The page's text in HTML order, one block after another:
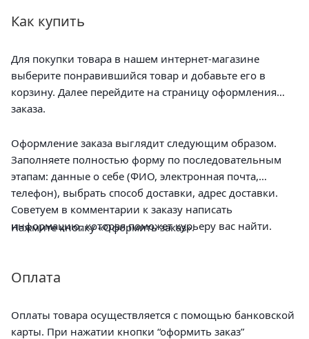
Как купить
Для покупки товара в нашем интернет-магазине
выберите понравившийся товар и добавьте его в
корзину. Далее перейдите на страницу оформления
заказа.
Оформление заказа выглядит следующим образом.
Заполняете полностью форму по последовательным
этапам: данные о себе (ФИО, электронная почта,
телефон), выбрать способ доставки, адрес доставки.
Советуем в комментарии к заказу написать
информацию, которая поможет курьеру вас найти.
Нажмите кнопку «Оформить заказ».
Оплата
Оплаты товара осуществляется с помощью банковской
карты. При нажатии кнопки “оформить заказ”